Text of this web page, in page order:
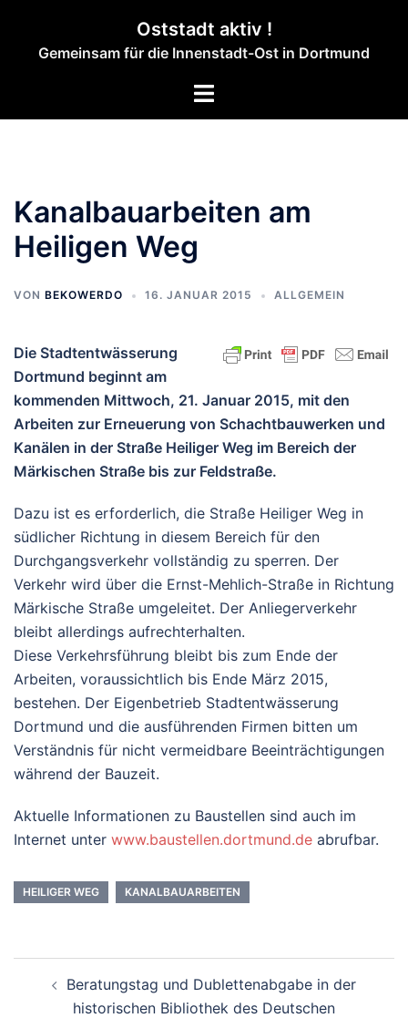
springen
Oststadt aktiv !
Gemeinsam für die Innenstadt-Ost in Dortmund
Menü
Kanalbauarbeiten am
Heiligen Weg
VON BEKOWERDO 16. JANUAR 2015 ALLGEMEIN
Die Stadtentwässerung
Dortmund beginnt am
kommenden Mittwoch, 21. Januar 2015, mit den
Arbeiten zur Erneuerung von Schachtbauwerken und
Kanälen in der Straße Heiliger Weg im Bereich der
Märkischen Straße bis zur Feldstraße.
Dazu ist es erforderlich, die Straße Heiliger Weg in
südlicher Richtung in diesem Bereich für den
Durchgangsverkehr vollständig zu sperren. Der
Verkehr wird über die Ernst-Mehlich-Straße in Richtung
Märkische Straße umgeleitet. Der Anliegerverkehr
bleibt allerdings aufrechterhalten.
Diese Verkehrsführung bleibt bis zum Ende der
Arbeiten, voraussichtlich bis Ende März 2015,
bestehen. Der Eigenbetrieb Stadtentwässerung
Dortmund und die ausführenden Firmen bitten um
Verständnis für nicht vermeidbare Beeinträchtigungen
während der Bauzeit.
Aktuelle Informationen zu Baustellen sind auch im
Internet unter www.baustellen.dortmund.de abrufbar.
HEILIGER WEG KANALBAUARBEITEN
Navigation
Beratungstag und Dublettenabgabe in der
historischen Bibliothek des Deutschen